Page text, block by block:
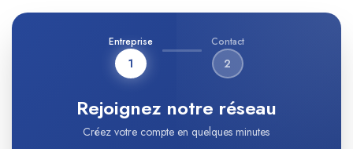
Entreprise
1
Contact
2
Rejoignez notre réseau
Créez votre compte en quelques minutes